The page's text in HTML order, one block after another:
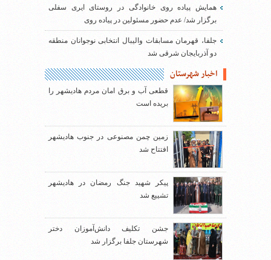
همایش پیاده روی خانوادگی در روستای ایری سفلی
برگزار شد/ عدم حضور مسئولین در پیاده روی
جلفا، قهرمان مسابقات والیبال انتخابی نوجوانان منطقه
دو آذربایجان شرقی شد
اخبار شهرستان
قطعی آب و برق امان مردم هادیشهر را
بریده است
زمین چمن مصنوعی در جنوب هادیشهر
افتتاح شد
پیکر شهید جنگ رمضان در هادیشهر
تشییع شد
جشن تکلیف دانش‌آموزان دختر
شهرستان جلفا برگزار شد